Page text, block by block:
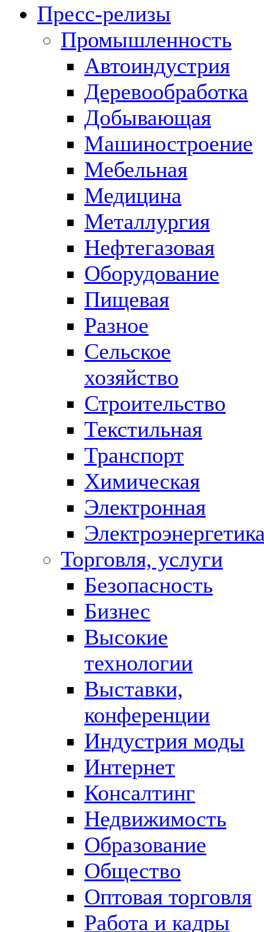
Пресс-релизы
Промышленность
Автоиндустрия
Деревообработка
Добывающая
Машиностроение
Мебельная
Медицина
Металлургия
Нефтегазовая
Оборудование
Пищевая
Разное
Сельское
хозяйство
Строительство
Текстильная
Транспорт
Химическая
Электронная
Торговля, услуги
Безопасность
Бизнес
Высокие
технологии
Выставки,
конференции
Индустрия моды
Интернет
Консалтинг
Недвижимость
Образование
Общество
Оптовая торговля
Работа и кадры